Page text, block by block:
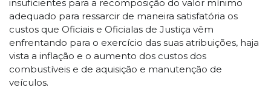
insuficientes para a recomposição do valor mínimo
adequado para ressarcir de maneira satisfatória os
custos que Oficiais e Oficialas de Justiça vêm
enfrentando para o exercício das suas atribuições, haja
vista a inflação e o aumento dos custos dos
combustíveis e de aquisição e manutenção de
veículos.